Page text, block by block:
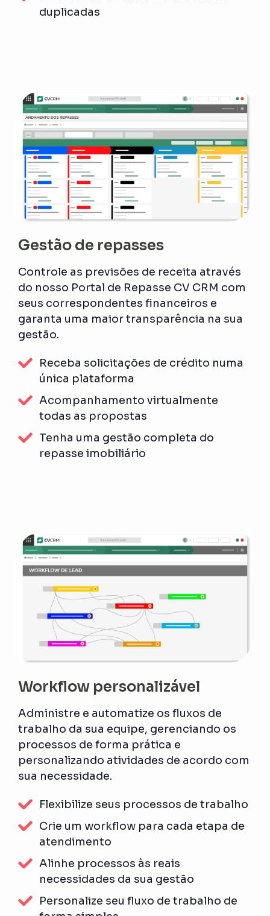
duplicadas
Gestão de repasses
Controle as previsões de receita através
do nosso Portal de Repasse CV CRM com
seus correspondentes financeiros e
garanta uma maior transparência na sua
gestão.
Receba solicitações de crédito numa
única plataforma
Acompanhamento virtualmente
todas as propostas
Tenha uma gestão completa do
repasse imobiliário
Workflow personalizável
Administre e automatize os fluxos de
trabalho da sua equipe, gerenciando os
processos de forma prática e
personalizando atividades de acordo com
sua necessidade.
Flexibilize seus processos de trabalho
Crie um workflow para cada etapa de
atendimento
Alinhe processos às reais
necessidades da sua gestão
Personalize seu fluxo de trabalho de